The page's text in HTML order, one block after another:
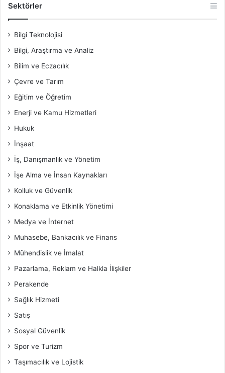
Sektörler
Bilgi Teknolojisi
Bilgi, Araştırma ve Analiz
Bilim ve Eczacılık
Çevre ve Tarım
Eğitim ve Öğretim
Enerji ve Kamu Hizmetleri
Hukuk
İnşaat
İş, Danışmanlık ve Yönetim
İşe Alma ve İnsan Kaynakları
Kolluk ve Güvenlik
Konaklama ve Etkinlik Yönetimi
Medya ve İnternet
Muhasebe, Bankacılık ve Finans
Mühendislik ve İmalat
Pazarlama, Reklam ve Halkla İlişkiler
Perakende
Sağlık Hizmeti
Satış
Sosyal Güvenlik
Spor ve Turizm
Taşımacılık ve Lojistik